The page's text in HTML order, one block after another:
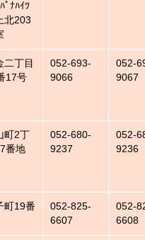
ﾅﾊｲﾂ
北203
二丁目
17号
052-693-
9066
052-
9067
町2丁
番地
052-680-
9237
052-
9236
町19番
052-825-
6607
052-
6608